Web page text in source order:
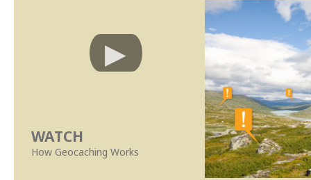
WATCH
How Geocaching Works